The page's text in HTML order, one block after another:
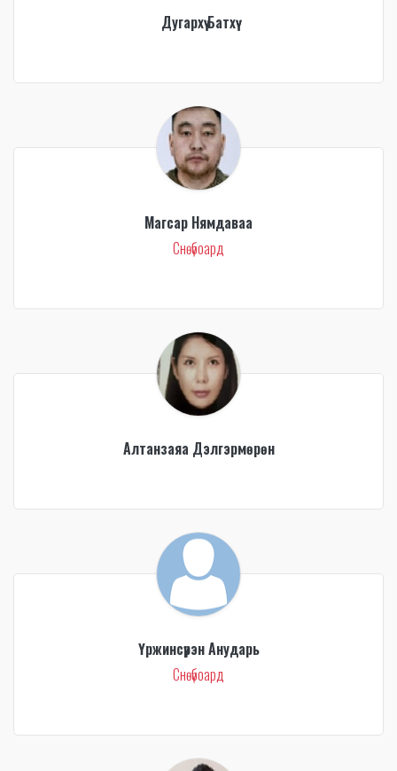
Дугархүү Батхүү
Магсар Нямдаваа
Снөүбоард
Алтанзаяа Дэлгэрмөрөн
Үржинсүрэн Анударь
Снөүбоард